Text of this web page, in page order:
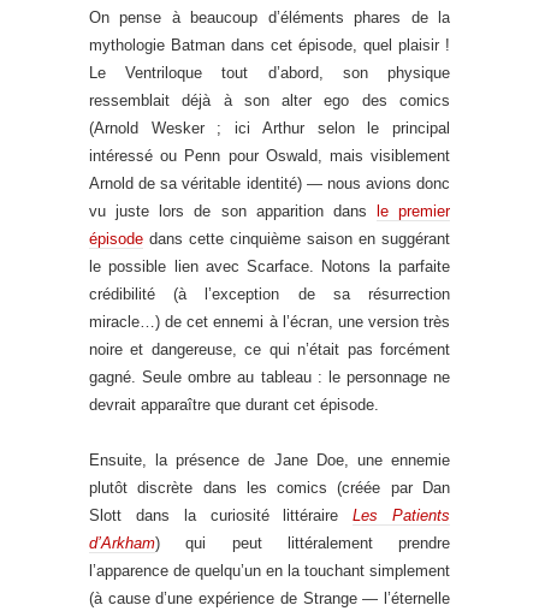
On pense à beaucoup d’éléments phares de la
mythologie Batman dans cet épisode, quel plaisir !
Le Ventriloque tout d’abord, son physique
ressemblait déjà à son alter ego des comics
(Arnold Wesker ; ici Arthur selon le principal
intéressé ou Penn pour Oswald, mais visiblement
Arnold de sa véritable identité) — nous avions donc
vu juste lors de son apparition dans
le premier
épisode dans cette cinquième saison en suggérant
le possible lien avec Scarface. Notons la parfaite
crédibilité (à l’exception de sa résurrection
miracle…) de cet ennemi à l’écran, une version très
noire et dangereuse, ce qui n’était pas forcément
gagné. Seule ombre au tableau : le personnage ne
devrait apparaître que durant cet épisode.
Ensuite, la présence de Jane Doe, une ennemie
plutôt discrète dans les comics (créée par Dan
Slott dans la curiosité littéraireLes Patients
d’Arkham) qui peut littéralement prendre
l’apparence de quelqu’un en la touchant simplement
(à cause d’une expérience de Strange — l’éternelle